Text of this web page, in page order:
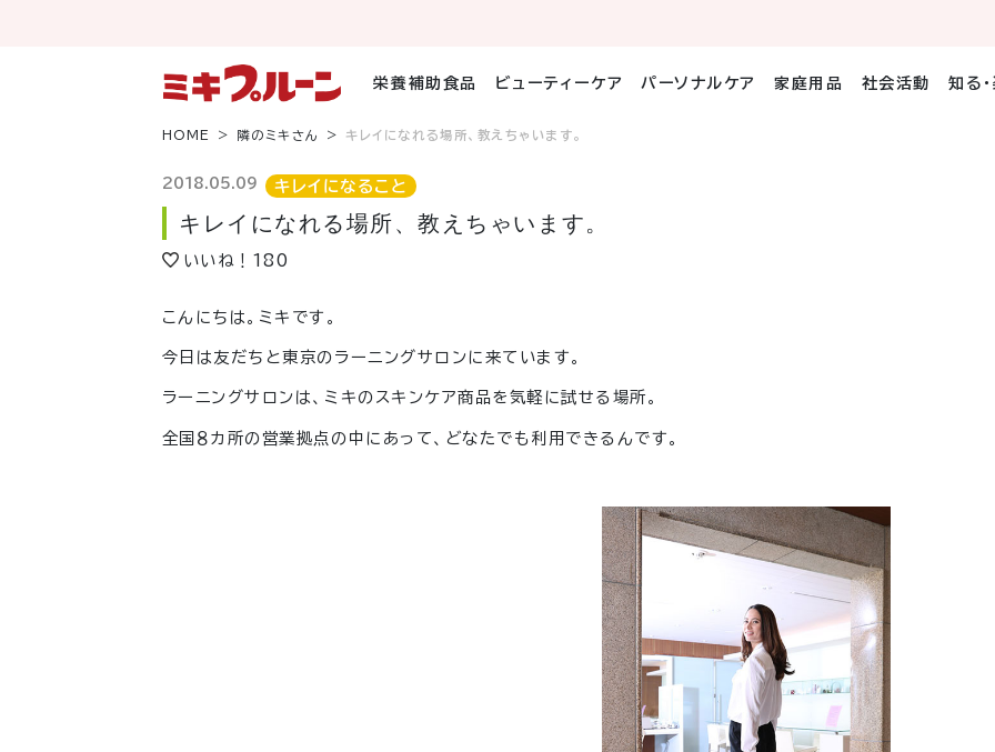
栄養補助食品 ビューティーケア パーソナルケア 家庭用品 社会活動 知る
HOME 隣のミキさん キレイになれる場所、教えちゃいます。
2018.05.09 キレイになること
キレイになれる場所、教えちゃいます。
いいね！ 180
こんにちは。ミキです。
今日は友だちと東京のラーニングサロンに来ています。
ラーニングサロンは、ミキのスキンケア商品を気軽に試せる場所。
全国８カ所の営業拠点の中にあって、どなたでも利用できるんです。